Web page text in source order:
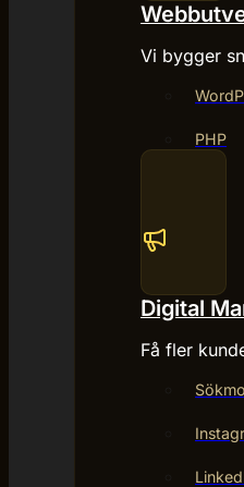
Vi bygger
PHP
Digital
Få fler